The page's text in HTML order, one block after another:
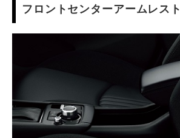
フロントセンターアームレスト